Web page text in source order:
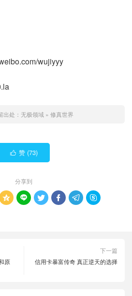
wujiyyy
出处： 无极领域 » 修真世界
 赞 (73)
分享到
     
原
下一篇
信用卡暴富传奇 真正逆天的选择